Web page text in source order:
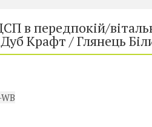
в передпокій/
Крафт / Глянець